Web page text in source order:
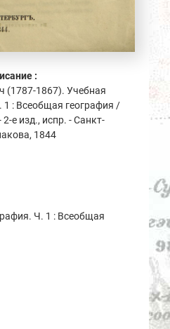
:
(1787-1867). Учебная
: Всеобщая география /
е изд., испр. - Санкт-
1844
Ч. 1 : Всеобщая